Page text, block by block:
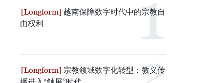
越南保障数字时代中的宗教自
由权利
宗教领域数字化转型：教义传